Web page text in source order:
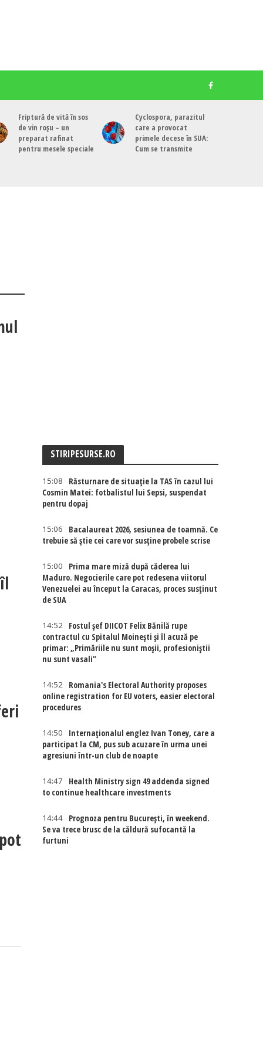
Friptură de vită în sos
de vin roșu – un
preparat rafinat
pentru mesele speciale
Cyclospora, parazitul
care a provocat
primele decese în SUA:
Cum se transmite
STIRIPESURSE.RO
15:08
Răsturnare de situație la TAS în cazul lui
Cosmin Matei: fotbalistul lui Sepsi, suspendat
pentru dopaj
15:06
Bacalaureat 2026, sesiunea de toamnă. Ce
trebuie să știe cei care vor susține probele scrise
15:00
Prima mare miză după căderea lui
Maduro. Negocierile care pot redesena viitorul
Venezuelei au început la Caracas, proces susținut
de SUA
14:52
Fostul șef DIICOT Felix Bănilă rupe
contractul cu Spitalul Moinești și îl acuză pe
primar: „Primăriile nu sunt moșii, profesioniștii
nu sunt vasali”
14:52
Romania's Electoral Authority proposes
online registration for EU voters, easier electoral
procedures
14:50
Internaţionalul englez Ivan Toney, care a
participat la CM, pus sub acuzare în urma unei
agresiuni într-un club de noapte
14:47
Health Ministry sign 49 addenda signed
to continue healthcare investments
14:44
Prognoza pentru București, în weekend.
Se va trece brusc de la căldură sufocantă la
furtuni